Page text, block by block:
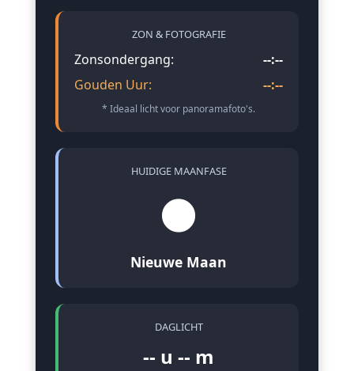
ZON & FOTOGRAFIE
Zonsondergang:
--:--
Gouden Uur:
--:--
* Ideaal licht voor panoramafoto's.
HUIDIGE MAANFASE
🌑
Nieuwe Maan
DAGLICHT
-- u -- m